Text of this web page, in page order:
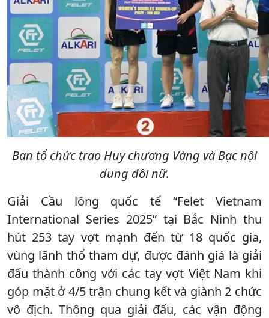
Ban tổ chức trao Huy chương Vàng và Bạc nội
dung đôi nữ.
Giải Cầu lông quốc tế “Felet Vietnam
International Series 2025” tại Bắc Ninh thu
hút 253 tay vợt mạnh đến từ 18 quốc gia,
vùng lãnh thổ tham dự, được đánh giá là giải
đấu thành công với các tay vợt Việt Nam khi
góp mặt ở 4/5 trận chung kết và giành 2 chức
vô địch. Thông qua giải đấu, các vận động